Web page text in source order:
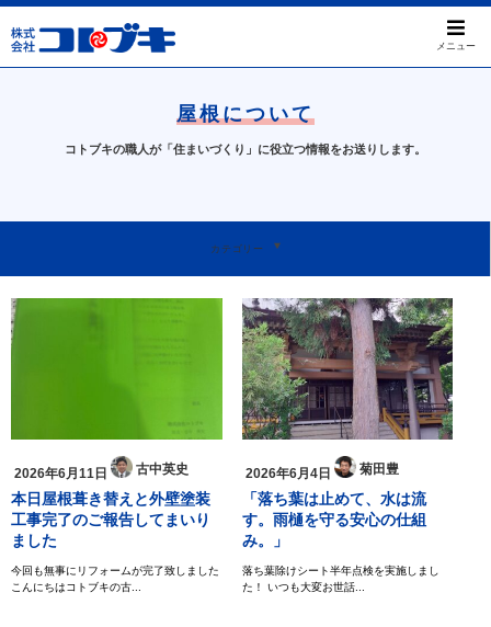
メニュー
屋根について
コトブキの職人が「住まいづくり」に役立つ情報をお送りします。
カテゴリー
天窓について 本日のお問い合わせ 我孫子ってすばらしい
お知らせ
2026年6月11日 古中英史
本日屋根葺き替えと外壁塗装
工事完了のご報告してまいり
ました
今回も無事にリフォームが完了致しました
こんにちはコトブキの古...
2026年6月4日 菊田豊
「落ち葉は止めて、水は流
す。雨樋を守る安心の仕組
み。」
落ち葉除けシート半年点検を実施しまし
た！ いつも大変お世話...